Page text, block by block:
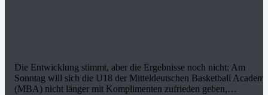
Die Entwicklung stimmt, aber die Ergebnisse noch nicht: Am
Sonntag will sich die U18 der Mitteldeutschen Basketball
(MBA) nicht länger mit Komplimenten zufrieden geben,…